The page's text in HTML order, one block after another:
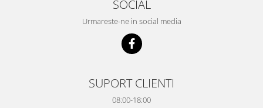
SOCIAL
Urmareste-ne in social media
SUPORT CLIENTI
08:00-18:00